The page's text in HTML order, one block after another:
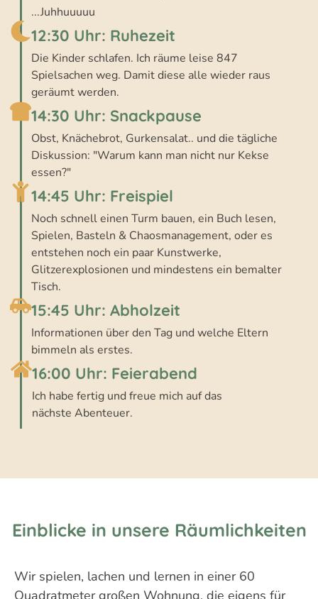
...Juhhuuuuu
12:30 Uhr: Ruhezeit
Die Kinder schlafen. Ich räume leise 847
Spielsachen weg. Damit diese alle wieder raus
geräumt werden.
14:30 Uhr: Snackpause
Obst, Knächebrot, Gurkensalat.. und die tägliche
Diskussion: "Warum kann man nicht nur Kekse
essen?"
14:45 Uhr: Freispiel
Noch schnell einen Turm bauen, ein Buch lesen,
Spielen, Basteln & Chaosmanagement, oder es
entstehen noch ein paar Kunstwerke,
Glitzerexplosionen und mindestens ein bemalter
Tisch.
15:45 Uhr: Abholzeit
Informationen über den Tag und welche Eltern
bimmeln als erstes.
16:00 Uhr: Feierabend
Ich habe fertig und freue mich auf das
nächste Abenteuer.
Einblicke in unsere Räumlichkeiten
Wir spielen, lachen und lernen in einer 60
Quadratmeter großen Wohnung, die eigens für